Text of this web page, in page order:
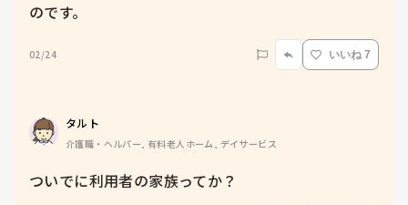
のです。
02/24 いいね 7
タルト
介護職・ヘルパー, 有料老人ホーム, デイサービス
ついでに利用者の家族ってか？